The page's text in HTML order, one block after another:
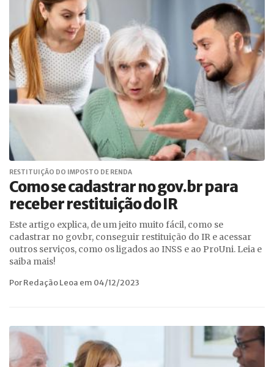
RESTITUIÇÃO DO IMPOSTO DE RENDA
Como se cadastrar no gov.br para
receber restituição do IR
Este artigo explica, de um jeito muito fácil, como se
cadastrar no gov.br, conseguir restituição do IR e acessar
outros serviços, como os ligados ao INSS e ao ProUni. Leia e
saiba mais!
Por Redação Leoa em 04/12/2023